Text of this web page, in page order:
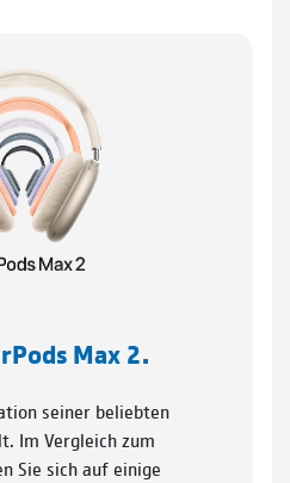
Max 2.
seiner beliebten
Im Vergleich zum
Sie sich auf einige